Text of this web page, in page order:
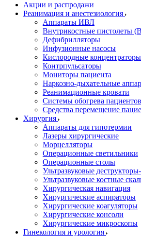
Акции и распродажи
Реанимация и анестезиология
Аппараты ИВЛ
Внутрикостные пистолеты
Дефибрилляторы
Инфузионные насосы
Кислородные концентраторы
Контрпульсаторы
Мониторы пациента
Наркозно-дыхательные
Реанимационные кровати
Системы обогрева пациентов
Средства перемещение
Хирургия
Аппараты для гипотермии
Лазеры хирургические
Морцелляторы
Операционные светильники
Операционные столы
Ультразвуковые
Ультразвуковые костные
Хирургическая навигация
Хирургические аспираторы
Хирургические коагуляторы
Хирургические консоли
Хирургические микроскопы
Гинекология и урология